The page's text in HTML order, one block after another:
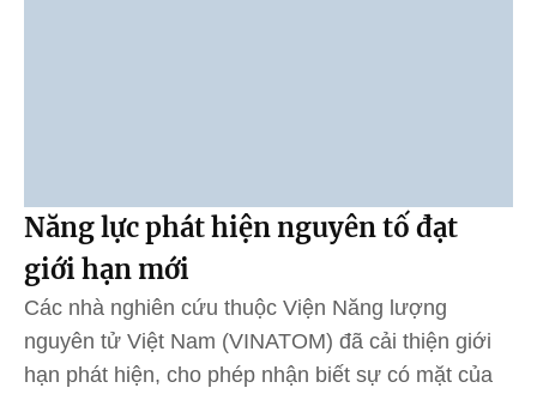
Năng lực phát hiện nguyên tố đạt
giới hạn mới
Các nhà nghiên cứu thuộc Viện Năng lượng
nguyên tử Việt Nam (VINATOM) đã cải thiện giới
hạn phát hiện, cho phép nhận biết sự có mặt của